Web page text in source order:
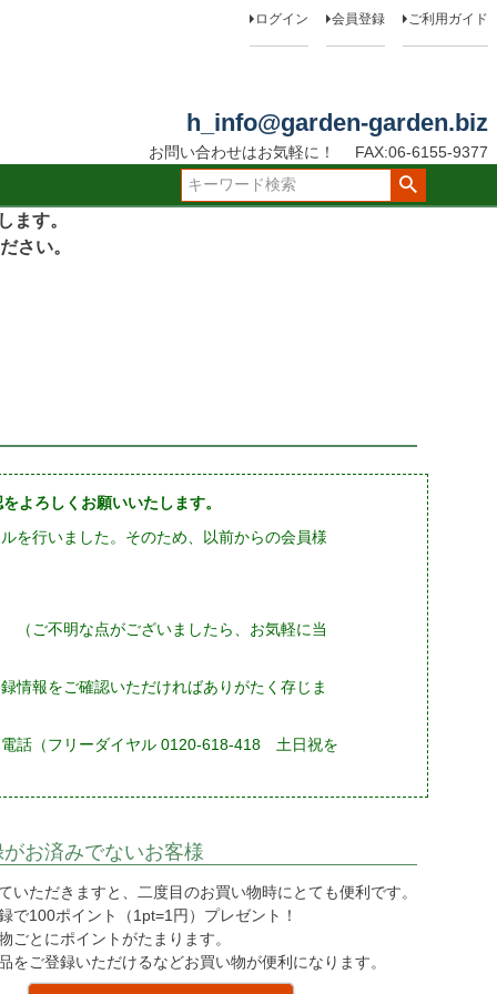
ログイン 会員登録 ご利用ガイド
h_info@garden-garden.biz
お問い合わせはお気軽に！ FAX:06-6155-9377
ます。
さい。
ろしくお願いいたします。
を行いました。そのため、以前からの会員様
（ご不明な点がございましたら、お気軽に当
情報をご確認いただければありがたく存じま
話（フリーダイヤル 0120-618-418 土日祝を
お済みでないお客様
いただきますと、二度目のお買い物時にとても便利です。
で100ポイント（1pt=1円）プレゼント！
ごとにポイントがたまります。
をご登録いただけるなどお買い物が便利になります。